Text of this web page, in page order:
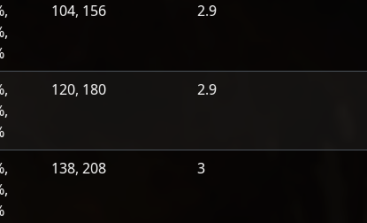
104, 156 2.9
120, 180 2.9
138, 208 3